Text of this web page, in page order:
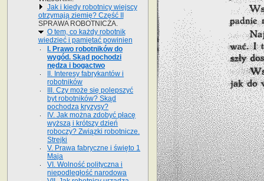
Jak i kiedy robotnicy wiejscy
otrzymają ziemię? Część II
SPRAWA ROBOTNICZA.
O tem, co każdy robotnik
wiedzieć i pamiętać powinien
I. Prawo robotników do
wygód. Skąd pochodzi
nędza i bogactwo
II. Interesy fabrykantów i
robotników
III. Czy może się polepszyć
byt robotników? Skąd
pochodzą kryzysy?
IV. Jak można zdobyć płacę
wyższą i krótszy dzień
roboczy? Związki robotnicze.
Strejki
V. Prawa fabryczne i święto 1
Maja
VI. Wolność polityczna i
niepodległość narodowa